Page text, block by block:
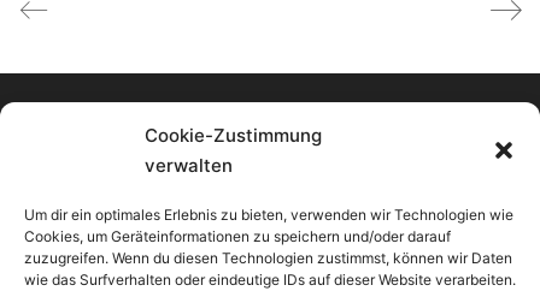
Cookie-Zustimmung
verwalten
Um dir ein optimales Erlebnis zu bieten, verwenden wir Technologien wie
Cookies, um Geräteinformationen zu speichern und/oder darauf
zuzugreifen. Wenn du diesen Technologien zustimmst, können wir Daten
wie das Surfverhalten oder eindeutige IDs auf dieser Website verarbeiten.